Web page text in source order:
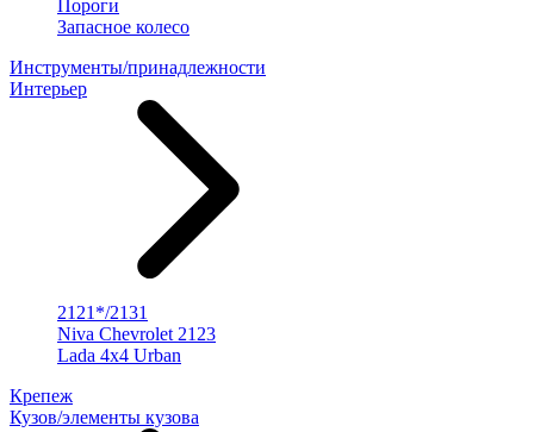
Пороги
Запасное колесо
Инструменты/принадлежности
Интерьер
2121*/2131
Niva Chevrolet 2123
Lada 4x4 Urban
Крепеж
Кузов/элементы кузова